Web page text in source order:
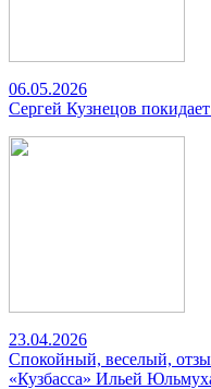
06.05.2026
Сергей Кузнецов
23.04.2026
Спокойный, веселый,
«Кузбасса» Ильей